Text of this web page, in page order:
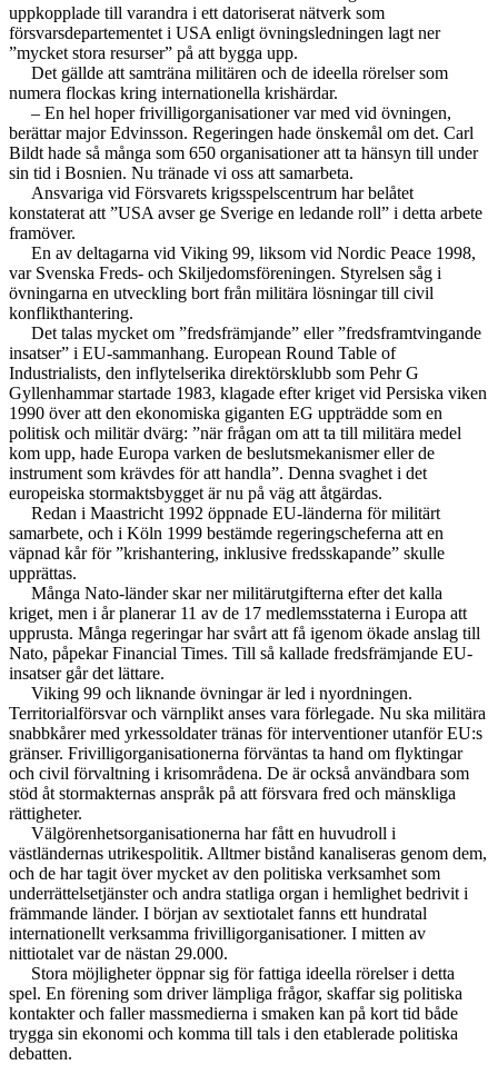
uppkopplade till varandra i ett datoriserat nätverk som
försvarsdepartementet i USA enligt övningsledningen lagt ner
”mycket stora resurser” på att bygga upp.
Det gällde att samträna militären och de ideella rörelser som
numera flockas kring internationella krishärdar.
– En hel hoper frivilligorganisationer var med vid övningen,
berättar major Edvinsson. Regeringen hade önskemål om det. Carl
Bildt hade så många som 650 organisationer att ta hänsyn till under
sin tid i Bosnien. Nu tränade vi oss att samarbeta.
Ansvariga vid Försvarets krigsspelscentrum har belåtet
konstaterat att ”USA avser ge Sverige en ledande roll” i detta arbete
framöver.
En av deltagarna vid Viking 99, liksom vid Nordic Peace 1998,
var Svenska Freds- och Skiljedomsföreningen. Styrelsen såg i
övningarna en utveckling bort från militära lösningar till civil
konflikthantering.
Det talas mycket om ”fredsfrämjande” eller ”fredsframtvingande
insatser” i EU-sammanhang. European Round Table of
Industrialists, den inflytelserika direktörsklubb som Pehr G
Gyllenhammar startade 1983, klagade efter kriget vid Persiska viken
1990 över att den ekonomiska giganten EG uppträdde som en
politisk och militär dvärg: ”när frågan om att ta till militära medel
kom upp, hade Europa varken de beslutsmekanismer eller de
instrument som krävdes för att handla”. Denna svaghet i det
europeiska stormaktsbygget är nu på väg att åtgärdas.
Redan i Maastricht 1992 öppnade EU-länderna för militärt
samarbete, och i Köln 1999 bestämde regeringscheferna att en
väpnad kår för ”krishantering, inklusive fredsskapande” skulle
upprättas.
Många Nato-länder skar ner militärutgifterna efter det kalla
kriget, men i år planerar 11 av de 17 medlemsstaterna i Europa att
upprusta. Många regeringar har svårt att få igenom ökade anslag till
Nato, påpekar Financial Times. Till så kallade fredsfrämjande EU-
insatser går det lättare.
Viking 99 och liknande övningar är led i nyordningen.
Territorialförsvar och värnplikt anses vara förlegade. Nu ska militära
snabbkårer med yrkessoldater tränas för interventioner utanför EU:s
gränser. Frivilligorganisationerna förväntas ta hand om flyktingar
och civil förvaltning i krisområdena. De är också användbara som
stöd åt stormakternas anspråk på att försvara fred och mänskliga
rättigheter.
Välgörenhetsorganisationerna har fått en huvudroll i
västländernas utrikespolitik. Alltmer bistånd kanaliseras genom dem,
och de har tagit över mycket av den politiska verksamhet som
underrättelsetjänster och andra statliga organ i hemlighet bedrivit i
främmande länder. I början av sextiotalet fanns ett hundratal
internationellt verksamma frivilligorganisationer. I mitten av
nittiotalet var de nästan 29.000.
Stora möjligheter öppnar sig för fattiga ideella rörelser i detta
spel. En förening som driver lämpliga frågor, skaffar sig politiska
kontakter och faller massmedierna i smaken kan på kort tid både
trygga sin ekonomi och komma till tals i den etablerade politiska
debatten.